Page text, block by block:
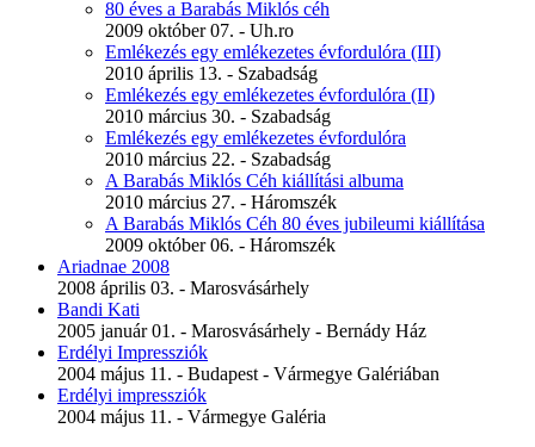
80 éves a Barabás Miklós céh
2009 október 07. - Uh.ro
Emlékezés egy emlékezetes évfordulóra (III)
2010 április 13. - Szabadság
Emlékezés egy emlékezetes évfordulóra (II)
2010 március 30. - Szabadság
Emlékezés egy emlékezetes évfordulóra
2010 március 22. - Szabadság
A Barabás Miklós Céh kiállítási albuma
2010 március 27. - Háromszék
A Barabás Miklós Céh 80 éves jubileumi kiállítása
2009 október 06. - Háromszék
Ariadnae 2008
2008 április 03. - Marosvásárhely
Bandi Kati
2005 január 01. - Marosvásárhely - Bernády Ház
Erdélyi Impressziók
2004 május 11. - Budapest - Vármegye Galériában
Erdélyi impressziók
2004 május 11. - Vármegye Galéria